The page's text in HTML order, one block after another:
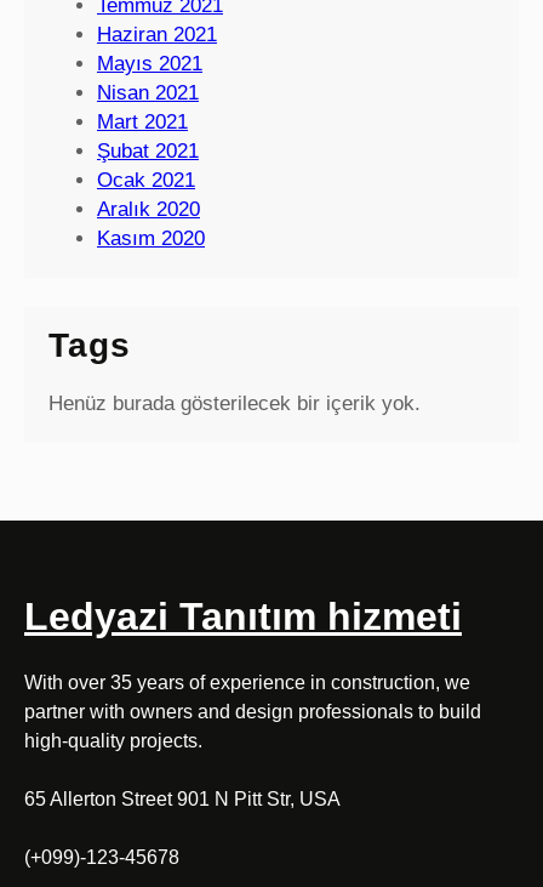
Temmuz 2021
Haziran 2021
Mayıs 2021
Nisan 2021
Mart 2021
Şubat 2021
Ocak 2021
Aralık 2020
Kasım 2020
Tags
Henüz burada gösterilecek bir içerik yok.
Ledyazi Tanıtım hizmeti
With over 35 years of experience in construction, we
partner with owners and design professionals to build
high-quality projects.
65 Allerton Street 901 N Pitt Str, USA
(+099)-123-45678